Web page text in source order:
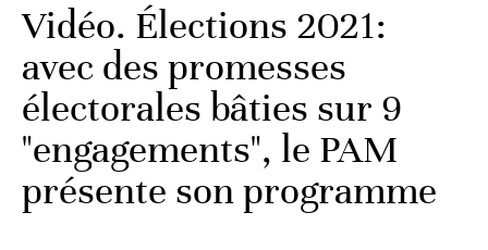
Vidéo. Élections 2021:
avec des promesses
électorales bâties sur 9
"engagements", le PAM
présente son programme